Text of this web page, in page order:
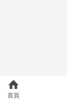
首頁